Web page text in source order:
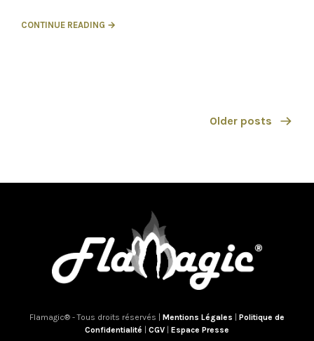
CONTINUE READING →
Older posts
Flamagic® - Tous droits réservés | Mentions Légales | Politique de
Confidentialité | CGV | Espace Presse
Nous utilisons des cookies pour vous garantir la meilleure
expérience sur notre site web. Si vous continuez à utiliser ce
OK